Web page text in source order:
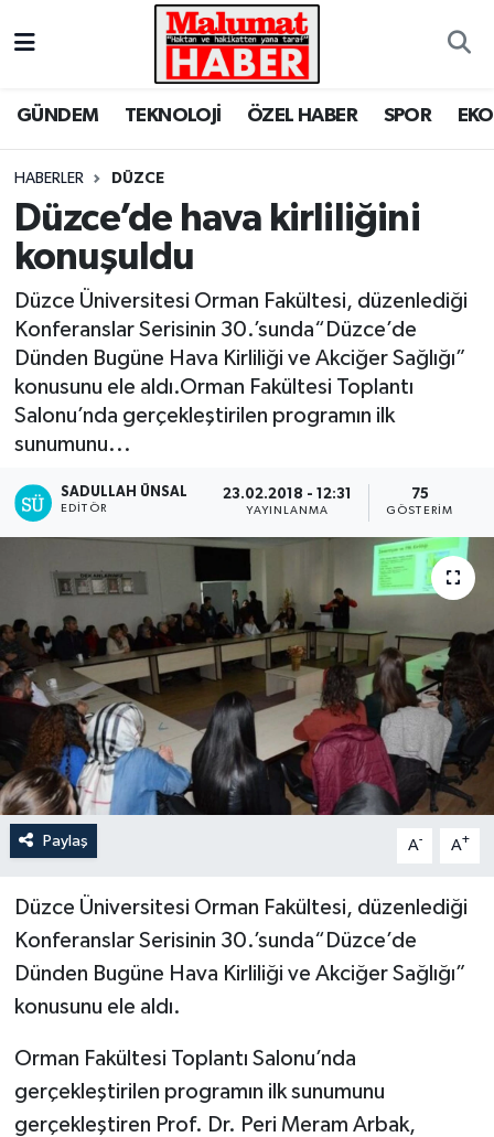
GÜNDEM TEKNOLOJİ ÖZEL HABER SPOR
HABERLER DÜZCE
Düzce’de hava kirliliğini
konuşuldu
Düzce Üniversitesi Orman Fakültesi, düzenlediği
Konferanslar Serisinin 30.’sunda“Düzce’de
Dünden Bugüne Hava Kirliliği ve Akciğer Sağlığı”
konusunu ele aldı.Orman Fakültesi Toplantı
Salonu’nda gerçekleştirilen programın ilk
sunumunu...
SADULLAH ÜNSAL
EDITÖR
23.02.2018 - 12:31
YAYINLANMA
75
GÖSTERIM
Paylaş A- A+
Düzce Üniversitesi Orman Fakültesi, düzenlediği
Konferanslar Serisinin 30.’sunda“Düzce’de
Dünden Bugüne Hava Kirliliği ve Akciğer Sağlığı”
konusunu ele aldı.
Orman Fakültesi Toplantı Salonu’nda
gerçekleştirilen programın ilk sunumunu
gerçekleştiren Prof. Dr. Peri Meram Arbak,
Nöbetçi Eczaneler
Süper Lig Puan Durumu ve Fikstür
Tüm Manşetler
Son Dakika Haberleri
Haber Arşivi